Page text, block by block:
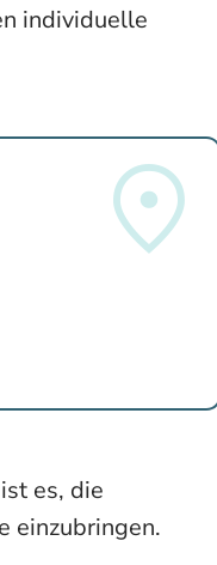
individuelle
es, die
einzubringen.